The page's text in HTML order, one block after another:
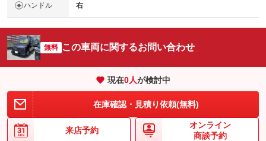
ハンドル 右
無料 この車両に関するお問い合わせ
現在0人が検討中
在庫確認・見積り依頼(無料)
来店予約
オンライン
商談予約